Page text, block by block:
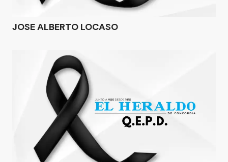
JOSE ALBERTO LOCASO